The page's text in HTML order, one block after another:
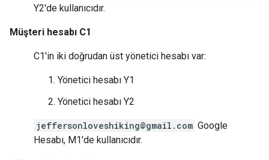
Y2'de kullanıcıdır.
Müşteri hesabı C1
C1'in iki doğrudan üst yönetici hesabı var:
Yönetici hesabı Y1
Yönetici hesabı Y2
jeffersonloveshiking@gmail.com Google
Hesabı, M1'de kullanıcıdır.